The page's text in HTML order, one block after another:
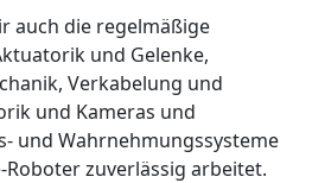
auch die regelmäßige
und Gelenke,
Verkabelung und
und Kameras und
und Wahrnehmungssysteme
zuverlässig arbeitet.